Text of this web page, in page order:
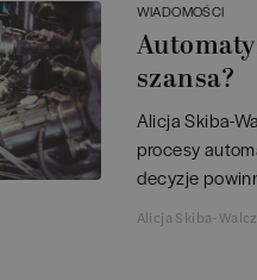
WIADOMOŚCI
szansa?
Alicja Skiba-
procesy
decyzje
Alicja Skiba-